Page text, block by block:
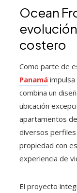
Ocean
costero
Como parte de
Panamá
combina un
ubicación
apartamentos
diversos
propiedad con
experiencia de
El proyecto